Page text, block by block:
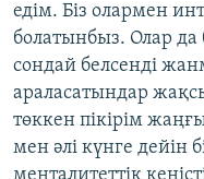
едім. Біз олармен
болатынбыз. Олар да
сондай белсенді
араласатындар
төккен пікірім
мен әлі күнге дейін